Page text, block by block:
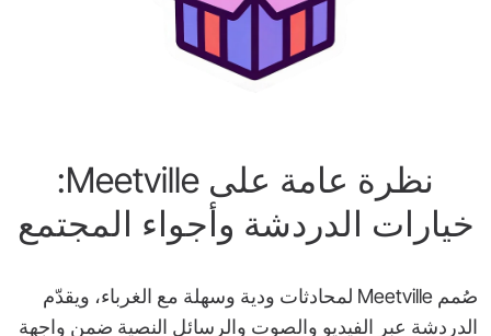
نظرة عامة على ‎Meetville‎:
خيارات الدردشة وأجواء المجتمع
صُمم ‎Meetville‎ لمحادثات ودية وسهلة مع الغرباء، ويقدّم
الدردشة عبر الفيديو والصوت والرسائل النصية ضمن واجهة